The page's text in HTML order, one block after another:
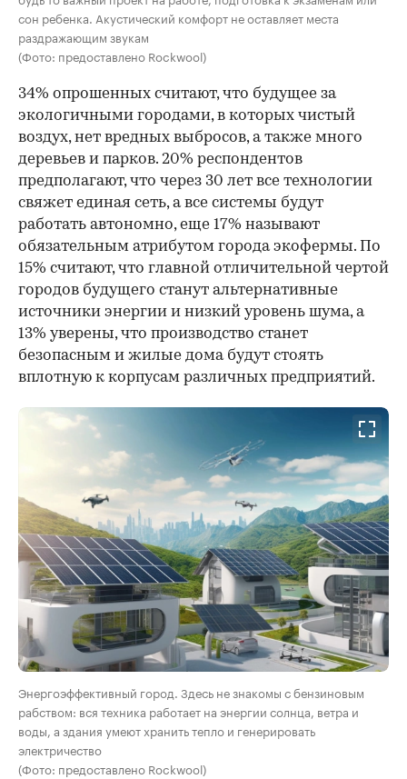
сон ребенка. Акустический комфорт не оставляет места
раздражающим звукам
(Фото: предоставлено Rockwool)
34% опрошенных считают, что будущее за
экологичными городами, в которых чистый
воздух, нет вредных выбросов, а также много
деревьев и парков. 20% респондентов
предполагают, что через 30 лет все технологии
свяжет единая сеть, а все системы будут
работать автономно, еще 17% называют
обязательным атрибутом города экофермы. По
15% считают, что главной отличительной чертой
городов будущего станут альтернативные
источники энергии и низкий уровень шума, а
13% уверены, что производство станет
безопасным и жилые дома будут стоять
вплотную к корпусам различных предприятий.
Энергоэффективный город. Здесь не знакомы с бензиновым
рабством: вся техника работает на энергии солнца, ветра и
воды, а здания умеют хранить тепло и генерировать
электричество
(Фото: предоставлено Rockwool)